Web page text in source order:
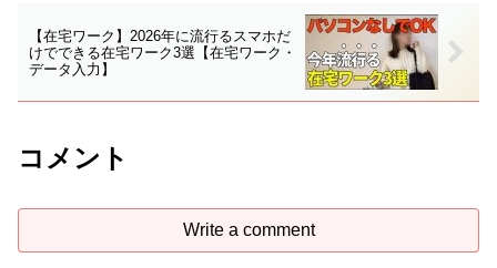
【在宅ワーク】2026年に流行るスマホだ
けでできる在宅ワーク3選【在宅ワーク・
データ入力】
コメント
Write a comment